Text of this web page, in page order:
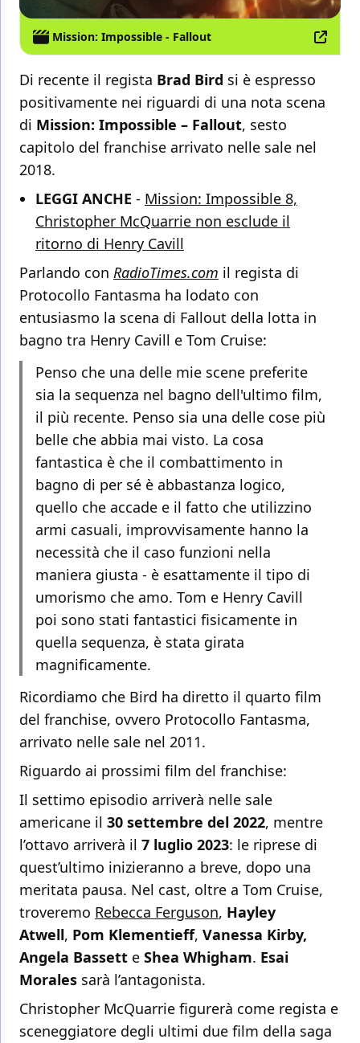
Mission: Impossible - Fallout
Di recente il regista Brad Bird si è espresso
positivamente nei riguardi di una nota scena
di Mission: Impossible – Fallout, sesto
capitolo del franchise arrivato nelle sale nel
2018.
LEGGI ANCHE - Mission: Impossible 8,
Christopher McQuarrie non esclude il
ritorno di Henry Cavill
Parlando con RadioTimes.com il regista di
Protocollo Fantasma ha lodato con
entusiasmo la scena di Fallout della lotta in
bagno tra Henry Cavill e Tom Cruise:
Penso che una delle mie scene preferite
sia la sequenza nel bagno dell'ultimo film,
il più recente. Penso sia una delle cose più
belle che abbia mai visto. La cosa
fantastica è che il combattimento in
bagno di per sé è abbastanza logico,
quello che accade e il fatto che utilizzino
armi casuali, improvvisamente hanno la
necessità che il caso funzioni nella
maniera giusta - è esattamente il tipo di
umorismo che amo. Tom e Henry Cavill
poi sono stati fantastici fisicamente in
quella sequenza, è stata girata
magnificamente.
Ricordiamo che Bird ha diretto il quarto film
del franchise, ovvero Protocollo Fantasma,
arrivato nelle sale nel 2011.
Riguardo ai prossimi film del franchise:
Il settimo episodio arriverà nelle sale
americane il 30 settembre del 2022, mentre
l’ottavo arriverà il 7 luglio 2023: le riprese di
quest’ultimo inizieranno a breve, dopo una
meritata pausa. Nel cast, oltre a Tom Cruise,
troveremo Rebecca Ferguson, Hayley
Atwell, Pom Klementieff, Vanessa Kirby,
Angela Bassett e Shea Whigham. Esai
Morales sarà l’antagonista.
Christopher McQuarrie figurerà come regista e
sceneggiatore degli ultimi due film della saga